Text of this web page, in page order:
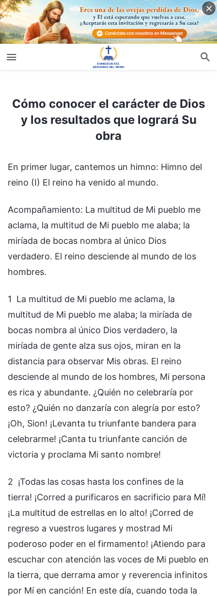
Cómo conocer el carácter de Dios
y los resultados que logrará Su
obra
En primer lugar, cantemos un himno: Himno del
reino (I) El reino ha venido al mundo.
Acompañamiento: La multitud de Mi pueblo me
aclama, la multitud de Mi pueblo me alaba; la
miríada de bocas nombra al único Dios
verdadero. El reino desciende al mundo de los
hombres.
1 La multitud de Mi pueblo me aclama, la
multitud de Mi pueblo me alaba; la miríada de
bocas nombra al único Dios verdadero, la
miríada de gente alza sus ojos, miran en la
distancia para observar Mis obras. El reino
desciende al mundo de los hombres, Mi persona
es rica y abundante. ¿Quién no celebraría por
esto? ¿Quién no danzaría con alegría por esto?
¡Oh, Sion! ¡Levanta tu triunfante bandera para
celebrarme! ¡Canta tu triunfante canción de
victoria y proclama Mi santo nombre!
2 ¡Todas las cosas hasta los confines de la
tierra! ¡Corred a purificaros en sacrificio para Mí!
¡La multitud de estrellas en lo alto! ¡Corred de
regreso a vuestros lugares y mostrad Mi
poderoso poder en el firmamento! ¡Atiendo para
escuchar con atención las voces de Mi pueblo en
la tierra, que derrama amor y reverencia infinitos
por Mí en canción! En este día, cuando toda la